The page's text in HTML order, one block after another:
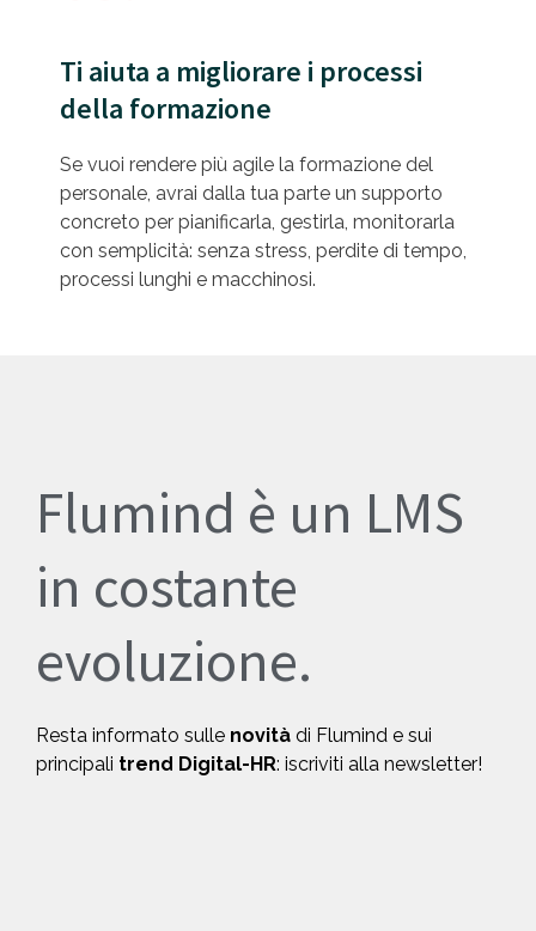
Ti aiuta a migliorare i processi
della formazione
Se vuoi rendere più agile la formazione del
personale, avrai dalla tua parte un supporto
concreto per pianificarla, gestirla, monitorarla
con semplicità: senza stress, perdite di tempo,
processi lunghi e macchinosi.
Flumind è un LMS
in costante
evoluzione.
Resta informato sulle novità di Flumind e sui
principali trend Digital-HR: iscriviti alla newsletter!